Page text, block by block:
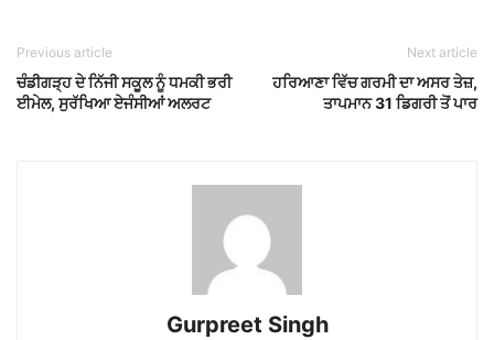
Previous article
ਚੰਡੀਗੜ੍ਹ ਦੇ ਨਿੱਜੀ ਸਕੂਲ ਨੂੰ ਧਮਕੀ ਭਰੀ
ਈਮੇਲ, ਸੁਰੱਖਿਆ ਏਜੰਸੀਆਂ ਅਲਰਟ
Next article
ਹਰਿਆਣਾ ਵਿੱਚ ਗਰਮੀ ਦਾ ਅਸਰ ਤੇਜ਼,
ਤਾਪਮਾਨ 31 ਡਿਗਰੀ ਤੋਂ ਪਾਰ
Gurpreet Singh